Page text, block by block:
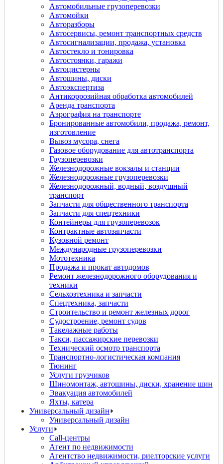
Автомобильные грузоперевозки
Автомойки
Авторазборы
Автосервисы, ремонт транспортных средств
Автосигнализации, продажа, установка
Автостекло и тонировка
Автостоянки, гаражи
Автоцистерны
Автошины, диски
Автоэкспертиза
Антикоррозийная обработка автомобилей
Аренда транспорта
Аэрография на транспорте
Бронированные автомобили, продажа, ремонт,
изготовление
Вывоз мусора, снега
Газовое оборудование для автотранспорта
Грузоперевозки
Железнодорожные вокзалы и станции
Железнодорожные грузоперевозки
Железнодорожный, водный, воздушный
транспорт
Запчасти для общественного транспорта
Запчасти для спецтехники
Контейнеры для грузоперевозок
Контрактные автозапчасти
Кузовной ремонт
Международные грузоперевозки
Мототехника
Продажа и прокат автодомов
Ремонт железнодорожного оборудования и
техники
Сельхозтехника и запчасти
Спецтехника, запчасти
Строительство и ремонт железных дорог
Судостроение, ремонт судов
Такелажные работы
Такси, пассажирские перевозки
Технический осмотр транспорта
Транспортно-логистическая компания
Тюнинг
Услуги грузчиков
Шиномонтаж, автошины, диски, хранение шин
Эвакуация автомобилей
Яхты, катера
Универсальный дизайн
Универсальный дизайн
Услуги
Call-центры
Агент по недвижимости
Агентство недвижимости, риелторские услуги